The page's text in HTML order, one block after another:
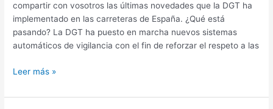
compartir con vosotros las últimas novedades que la DGT ha
implementado en las carreteras de España. ¿Qué está
pasando? La DGT ha puesto en marcha nuevos sistemas
automáticos de vigilancia con el fin de reforzar el respeto a las
de
la
DGT!”
Leer más »